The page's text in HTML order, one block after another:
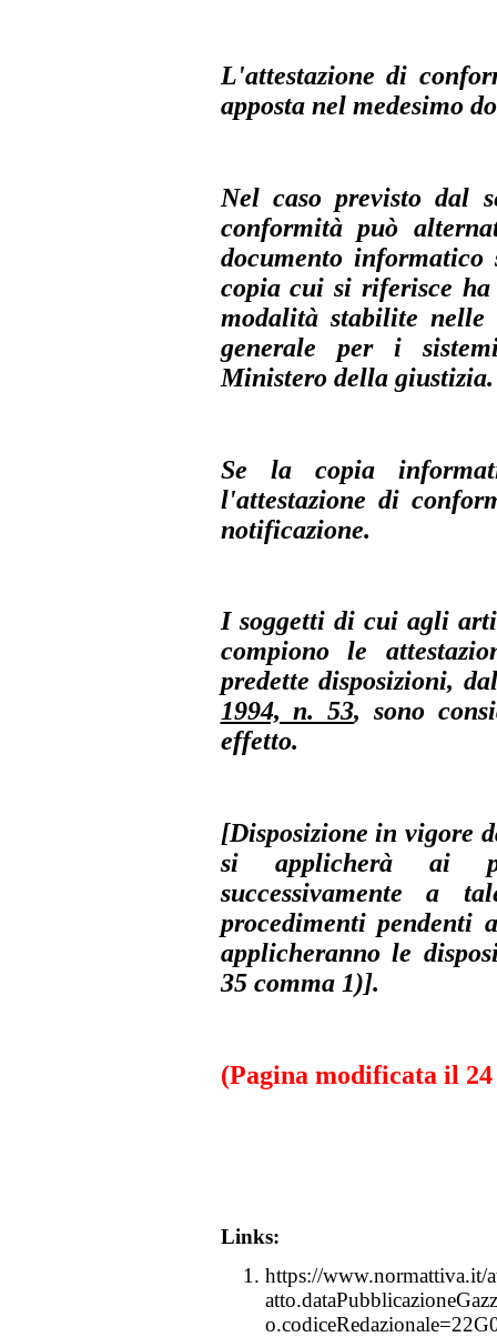
L'attestazione di
apposta nel medesimo
Nel caso previsto dal
conformità può
documento
copia cui si riferisce ha
modalità stabilite nelle
generale per i
Ministero della giustizia.
Se la copia
l'attestazione di
notificazione.
I soggetti di cui agli
compiono le
predette disposizioni,
1994, n. 53, sono
effetto.
[Disposizione in vigore
si applicherà ai
successivamente a
procedimenti pendenti
applicheranno le
35 comma 1)].
(Pagina modificata il
Links:
https://www.normattiva.it/